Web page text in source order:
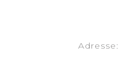
Adresse: